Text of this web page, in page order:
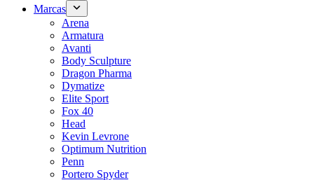
Marcas
Arena
Armatura
Avanti
Body Sculpture
Dragon Pharma
Dymatize
Elite Sport
Fox 40
Head
Kevin Levrone
Optimum Nutrition
Penn
Portero Spyder